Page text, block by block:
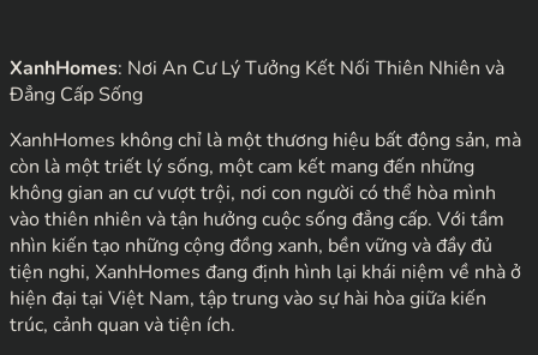
XanhHomes: Nơi An Cư Lý Tưởng Kết Nối Thiên Nhiên và
Đẳng Cấp Sống
XanhHomes không chỉ là một thương hiệu bất động sản, mà
còn là một triết lý sống, một cam kết mang đến những
không gian an cư vượt trội, nơi con người có thể hòa mình
vào thiên nhiên và tận hưởng cuộc sống đẳng cấp. Với tầm
nhìn kiến tạo những cộng đồng xanh, bền vững và đầy đủ
tiện nghi, XanhHomes đang định hình lại khái niệm về nhà ở
hiện đại tại Việt Nam, tập trung vào sự hài hòa giữa kiến
trúc, cảnh quan và tiện ích.